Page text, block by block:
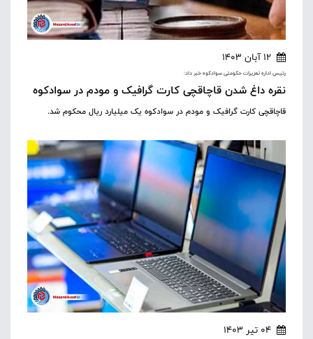
12 آبان 1403
رئیس اداره تعزیرات حکومتی سوادکوه خبر داد:
نقره داغ شدن قاچاقچی کارت گرافیک و مودم در سوادکوه
قاچاقچی کارت گرافیک و مودم در سوادکوه یک میلیارد ریال محکوم شد.
04 تیر 1403